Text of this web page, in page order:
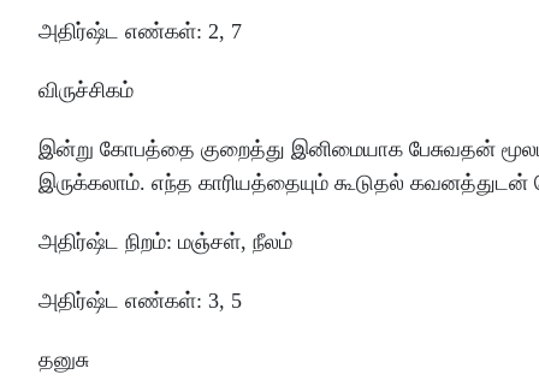
அதிர்ஷ்ட எண்கள்: 2, 7
விருச்சிகம்
இன்று கோபத்தை குறைத்து இனிமையாக பேசுவதன்
இருக்கலாம். எந்த காரியத்தையும் கூடுதல் கவனத்துடன்
அதிர்ஷ்ட நிறம்: மஞ்சள், நீலம்
அதிர்ஷ்ட எண்கள்: 3, 5
தனுசு